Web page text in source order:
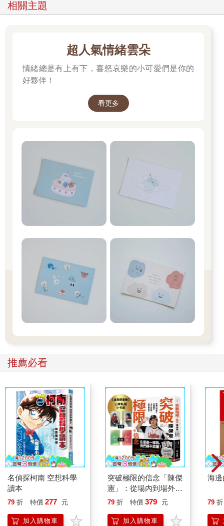
相關主題
超人氣情緒雲朵
情緒總是有上有下，喜怒哀樂的小可愛們是你的
好夥伴！
看更多
推薦必看
名偵探柯南 空想科學
讀本
79 折 特價 277 元
加入購物車
突破極限的信念「陳傑
憲」：從場內到場外，
台灣隊長全力以赴的堅
「日常私服小卡組」）
79 折 特價 379 元
加入購物車
海
79 折